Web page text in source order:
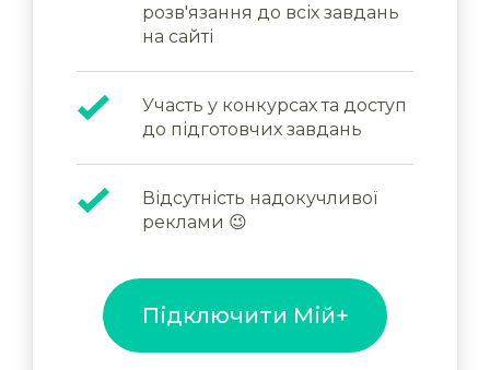
розв'язання до всіх завдань
на сайті
Участь у конкурсах та доступ
до підготовчих завдань
Відсутність надокучливої
реклами 😉
Підключити Мій+